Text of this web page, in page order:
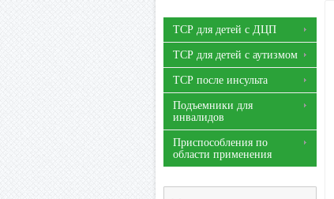
ТСР для детей с ДЦП
ТСР для детей с аутизмом
ТСР после инсульта
Подъемники для
инвалидов
Приспособления по
области применения